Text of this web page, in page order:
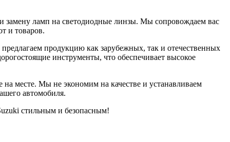
ламп на светодиодные линзы. Мы сопровождаем вас
и товаров.
продукцию как зарубежных, так и отечественных
инструменты, что обеспечивает высокое
месте. Мы не экономим на качестве и устанавливаем
автомобиля.
стильным и безопасным!